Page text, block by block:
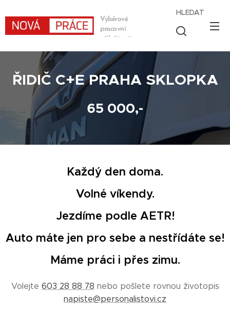
Výběrové
pracovní
příležitosti
HLEDAT
ŘIDIČ C+E PRAHA SKLOPKA
65 000,-
Každý den doma.
Volné víkendy.
Jezdíme podle AETR!
Auto máte jen pro sebe a nestřídáte se!
Máme práci i přes zimu.
Volejte 603 28 88 78 nebo pošlete rovnou životopis
napiste@personalistovi.cz